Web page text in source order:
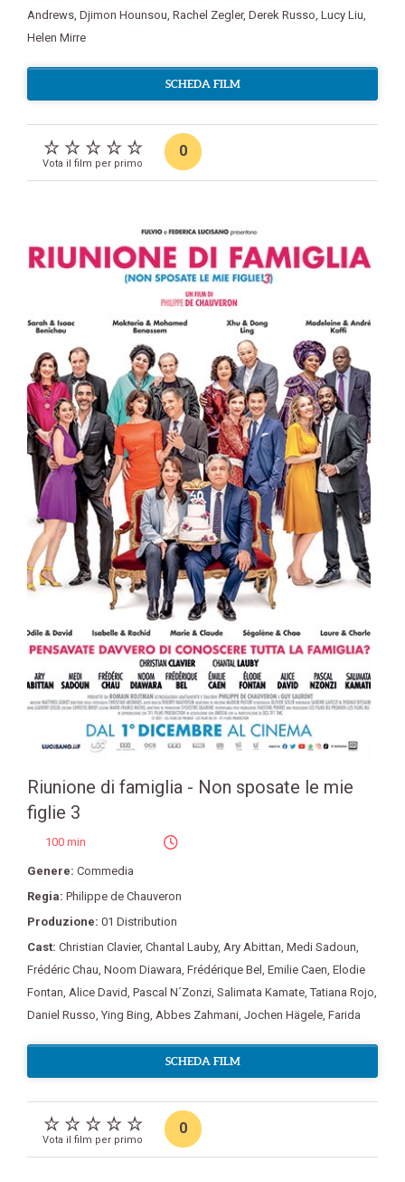
Andrews, Djimon Hounsou, Rachel Zegler, Derek Russo, Lucy Liu,
Helen Mirre
SCHEDA FILM
Vota il film per primo
0
Riunione di famiglia - Non sposate le mie
figlie 3
100 min
Genere: Commedia
Regia: Philippe de Chauveron
Produzione: 01 Distribution
Cast: Christian Clavier, Chantal Lauby, Ary Abittan Medi Sadoun
Frédéric Chau Noom Diawara Frédérique Bel Emilie Caen Elodie
Fontan Alice David Pascal N´Zonzi Salimata Kamate ,Tatiana Rojo
Daniel Russo Ying Bing Abbes Zahmani Jochen Hägele Farida
SCHEDA FILM
Vota il film per primo
0